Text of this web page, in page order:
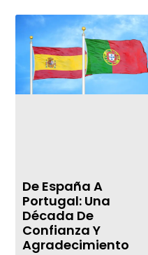
De España A
Portugal: Una
Década De
Confianza Y
Agradecimiento